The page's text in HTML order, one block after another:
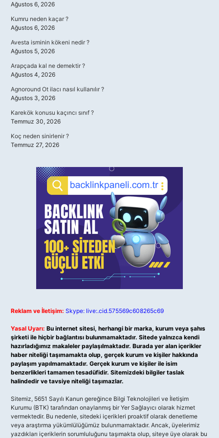
Ağustos 6, 2026
Kumru neden kaçar ?
Ağustos 6, 2026
Avesta isminin kökeni nedir ?
Ağustos 5, 2026
Arapçada kal ne demektir ?
Ağustos 4, 2026
Agnoround Ot ilacı nasıl kullanılır ?
Ağustos 3, 2026
Karekök konusu kaçıncı sınıf ?
Temmuz 30, 2026
Koç neden sinirlenir ?
Temmuz 27, 2026
Reklam ve İletişim: Skype: live:.cid.575569c608265c69
Yasal Uyarı: Bu internet sitesi, herhangi bir marka, kurum veya şahıs
şirketi ile hiçbir bağlantısı bulunmamaktadır. Sitede yalnızca kendi
hazırladığımız makaleler paylaşılmaktadır. Burada yer alan içerikler
haber niteliği taşımamakta olup, gerçek kurum ve kişiler hakkında
paylaşım yapılmamaktadır. Gerçek kurum ve kişiler ile isim
benzerlikleri tamamen tesadüfidir. Sitemizdeki bilgiler taslak
halindedir ve tavsiye niteliği taşımazlar.
Sitemiz, 5651 Sayılı Kanun gereğince Bilgi Teknolojileri ve İletişim
Kurumu (BTK) tarafından onaylanmış bir Yer Sağlayıcı olarak hizmet
vermektedir. Bu nedenle, sitedeki içerikleri proaktif olarak denetleme
veya araştırma yükümlülüğümüz bulunmamaktadır. Ancak, üyelerimiz
yazdıkları içeriklerin sorumluluğunu taşımakta olup, siteye üye olarak bu